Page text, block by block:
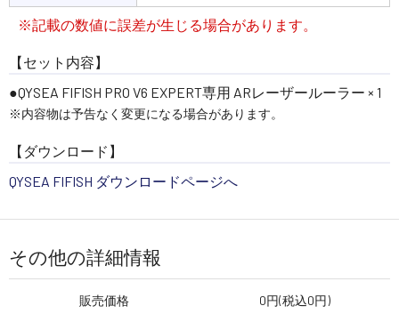
※記載の数値に誤差が生じる場合があります。
【セット内容】
QYSEA FIFISH PRO V6 EXPERT専用 ARレーザールーラー × 1
※内容物は予告なく変更になる場合があります。
【ダウンロード】
QYSEA FIFISH ダウンロードページへ
その他の詳細情報
販売価格 0円(税込0円)